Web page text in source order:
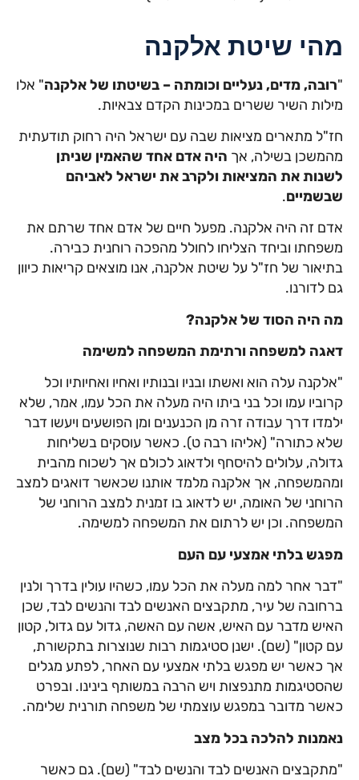
מהי שיטת אלקנה
"רובה, מדים, נעליים וכומתה – בשיטתו של אלקנה" אלו
מילות השיר ששרים במכינות הקדם צבאיות.
חז"ל מתארים מציאות שבה עם ישראל היה רחוק תודעתית
מהמשכן בשילה, אך היה אדם אחד שהאמין שניתן
לשנות את המציאות ולקרב את ישראל לאביהם
שבשמיים.
אדם זה היה אלקנה. מפעל חיים של אדם אחד שרתם את
משפחתו וביחד הצליחו לחולל מהפכה רוחנית כבירה.
בתיאור של חז"ל על שיטת אלקנה, אנו מוצאים קריאות כיוון
גם לדורנו.
מה היה הסוד של אלקנה?
דאגה למשפחה ורתימת המשפחה למשימה
"אלקנה עלה הוא ואשתו ובניו ובנותיו ואחיו ואחיותיו וכל
קרוביו עמו וכל בני ביתו היה מעלה את הכל עמו, אמר, שלא
ילמדו דרך עבודה זרה מן הכנענים ומן הפושעים ויעשו דבר
שלא כתורה" (אליהו רבה ט). כאשר עוסקים בשליחות
גדולה, עלולים להיסחף ולדאוג לכולם אך לשכוח מהבית
ומהמשפחה, אך אלקנה מלמד אותנו שכאשר דואגים למצב
הרוחני של האומה, יש לדאוג בו זמנית למצב הרוחני של
המשפחה. וכן יש לרתום את המשפחה למשימה.
מפגש בלתי אמצעי עם העם
"דבר אחר למה מעלה את הכל עמו, כשהיו עולין בדרך ולנין
ברחובה של עיר, מתקבצים האנשים לבד והנשים לבד, שכן
האיש מדבר עם האיש, אשה עם האשה, גדול עם גדול, קטון
עם קטון" (שם). ישנן סטיגמות רבות שנוצרות בתקשורת,
אך כאשר יש מפגש בלתי אמצעי עם האחר, לפתע מגלים
שהסטיגמות מתנפצות ויש הרבה במשותף בינינו. ובפרט
כאשר מדובר במפגש עוצמתי של משפחה תורנית שלימה.
נאמנות להלכה בכל מצב
"מתקבצים האנשים לבד והנשים לבד" (שם). גם כאשר